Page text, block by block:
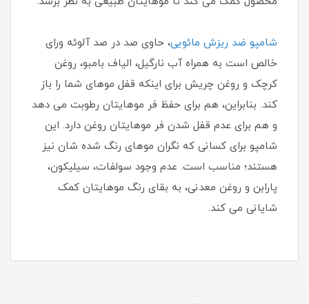
شامپو ضد ریزش مائویی، حاوی صد در صد آلوئه ورای
خالص است به همراه آب نارگیل، الیاف بامبو، روغن
کرچک و روغن چریش برای اینکه قفل موهای شما را باز
کند. بنابراین، هم برای حفظ فر موهایتان رطوبت می دهد
و هم برای عدم قفل شدن فر موهایتان روغن دارد. این
شامپو برای کسانی که نگران موهای رنگ شده شان نیز
هستند؛ مناسب است. عدم وجود سولفات، سیلیکون،
پارابن و روغن معدنی، به بقای رنگ موهایتان کمک
شایانی می کند.